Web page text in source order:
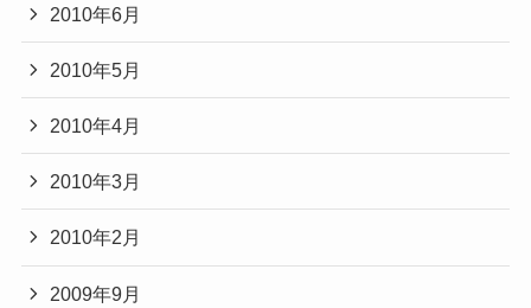
2010年6月
2010年5月
2010年4月
2010年3月
2010年2月
2009年9月